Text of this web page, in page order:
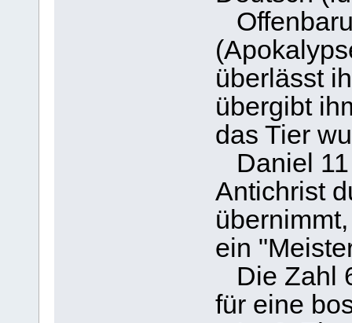
überlässt
übergibt
das Tier
Daniel 11
Antichrist
ein
Die Zahl
für eine